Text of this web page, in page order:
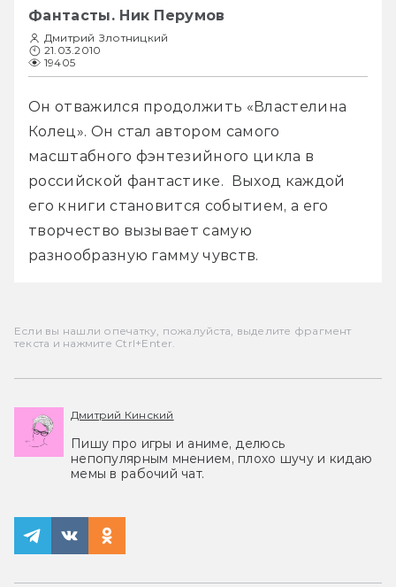
Фантасты. Ник Перумов
Дмитрий Злотницкий
21.03.2010
19405
Он отважился продолжить «Властелина
Колец». Он стал автором самого
масштабного фэнтезийного цикла в
российской фантастике.  Выход каждой
его книги становится событием, а его
творчество вызывает самую
разнообразную гамму чувств.
Если вы нашли опечатку, пожалуйста, выделите фрагмент
текста и нажмите Ctrl+Enter.
Дмитрий Кинский
Пишу про игры и аниме, делюсь
непопулярным мнением, плохо шучу и кидаю
мемы в рабочий чат.